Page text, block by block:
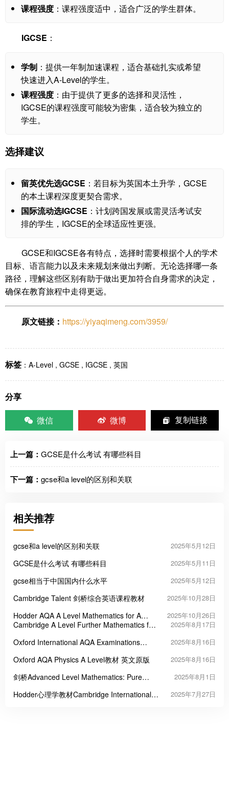
课程强度 ：课程强度适中，适合广泛的学生群体。
IGCSE ：
学制 ：提供一年制加速课程，适合基础扎实或希望
快速进入A-Level的学生。
课程强度 ：由于提供了更多的选择和灵活性，
IGCSE的课程强度可能较为密集，适合较为独立的
学生。
选择建议
留英优先选GCSE ：若目标为英国本土升学，GCSE
的本土课程深度更契合需求。
国际流动选IGCSE ：计划跨国发展或需灵活考试安
排的学生，IGCSE的全球适应性更强。
GCSE和IGCSE各有特点，选择时需要根据个人的学术
目标、语言能力以及未来规划来做出判断。无论选择哪一条
路径，理解这些区别有助于做出更加符合自身需求的决定，
确保在教育旅程中走得更远。
原文链接： https://yiyaqimeng.com/3959/
标签 ： A-Level , GCSE , IGCSE , 英国
分享
微信
微博 复制链接
上一篇： GCSE是什么考试 有哪些科目
下一篇： gcse和a level的区别和关联
相关推荐
gcse和a level的区别和关联 2025年5月12日
GCSE是什么考试 有哪些科目 2025年5月11日
gcse相当于中国国内什么水平 2025年5月12日
Cambridge Talent 剑桥综合英语课程教材 2025年10月28日
Hodder AQA A Level Mathematics for A
Level英国A Level数学教材
2025年10月26日
Cambridge A Level Further Mathematics for
2025年8月17日
Oxford International AQA Examinations
材
2025年8月16日
Oxford AQA Physics A Level教材 英文原版 2025年8月16日
剑桥Advanced Level Mathematics: Pure
2025年8月1日
Hodder心理学教材Cambridge International
2025年7月27日